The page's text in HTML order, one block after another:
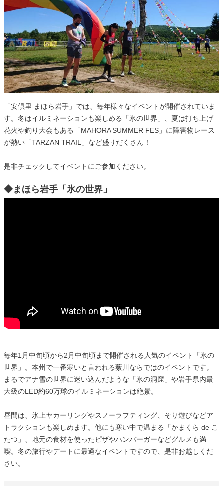
「安倶里 まほら岩手」では、毎年様々なイベントが開催されていま
す。冬はイルミネーションも楽しめる「氷の世界」、夏は打ち上げ
花火や釣り大会もある「MAHORA SUMMER FES」に障害物レース
が熱い「TARZAN TRAIL」など盛りだくさん！
是非チェックしてイベントにご参加ください。
◆まほら岩手「氷の世界」
毎年1月中旬頃から2月中旬頃まで開催される人気のイベント「氷の
世界」。本州で一番寒いと言われる薮川ならではのイベントです。
まるでアナ雪の世界に迷い込んだような「氷の洞窟」や岩手県内最
大級のLED約60万球のイルミネーションは絶景。
昼間は、氷上ヤカーリングやスノーラフティング、そり遊びなどア
トラクションも楽しめます。他にも寒い中で温まる「かまくら de こ
たつ」、地元の食材を使ったピザやハンバーガーなどグルメも満
喫。冬の旅行やデートに最適なイベントですので、是非お越しくだ
さい。